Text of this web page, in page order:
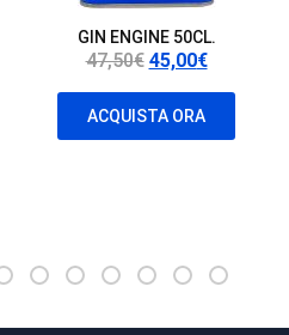
GIN ENGINE 50CL.
47,50€ Il
prezzo
originale
era:
45,00€Il
prezzo
è:
ACQUISTA ORA